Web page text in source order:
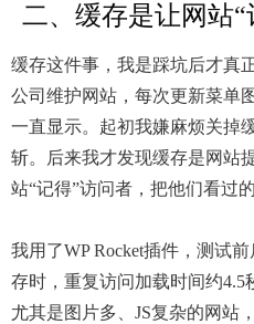
二、缓存是让网站
缓存这件事，我是踩坑后才真
公司维护网站，每次更新菜单
一直显示。起初我嫌麻烦关掉
斩。后来我才发现缓存是网
站“记得”访问者，把他们看过
我用了WP Rocket插件，测试
存时，重复访问加载时间约4.5
尤其是图片多、JS复杂的网站